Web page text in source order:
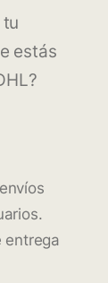
estás
entrega